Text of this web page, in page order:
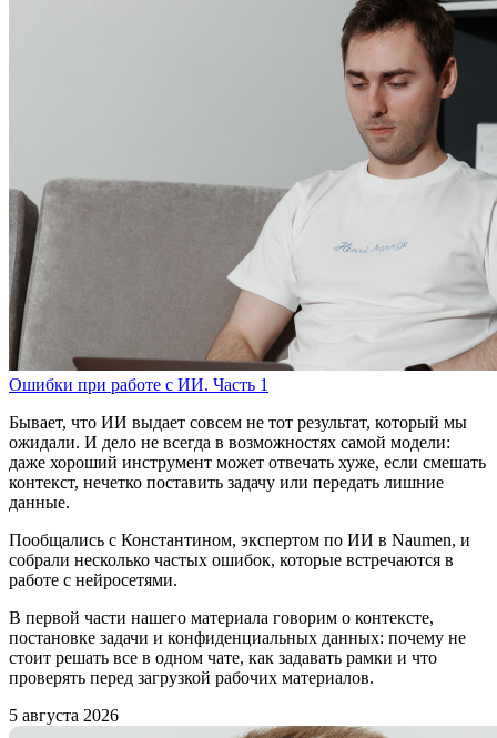
Ошибки при работе с ИИ. Часть 1
Бывает, что ИИ выдает совсем не тот результат, который мы
ожидали. И дело не всегда в возможностях самой модели:
даже хороший инструмент может отвечать хуже, если смешать
контекст, нечетко поставить задачу или передать лишние
данные.
Пообщались с Константином, экспертом по ИИ в Naumen, и
собрали несколько частых ошибок, которые встречаются в
работе с нейросетями.
В первой части нашего материала говорим о контексте,
постановке задачи и конфиденциальных данных: почему не
стоит решать все в одном чате, как задавать рамки и что
проверять перед загрузкой рабочих материалов.
5 августа 2026